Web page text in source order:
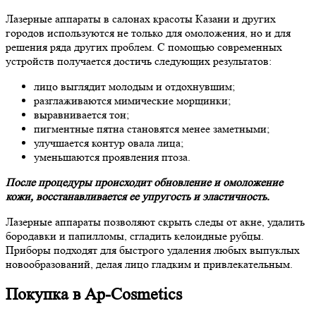
Лазерные аппараты в салонах красоты Казани и других
городов используются не только для омоложения, но и для
решения ряда других проблем. С помощью современных
устройств получается достичь следующих результатов:
лицо выглядит молодым и отдохнувшим;
разглаживаются мимические морщинки;
выравнивается тон;
пигментные пятна становятся менее заметными;
улучшается контур овала лица;
уменьшаются проявления птоза.
После процедуры происходит обновление и омоложение
кожи, восстанавливается ее упругость и эластичность.
Лазерные аппараты позволяют скрыть следы от акне, удалить
бородавки и папилломы, сгладить келоидные рубцы.
Приборы подходят для быстрого удаления любых выпуклых
новообразований, делая лицо гладким и привлекательным.
Покупка в Ap-Cosmetics